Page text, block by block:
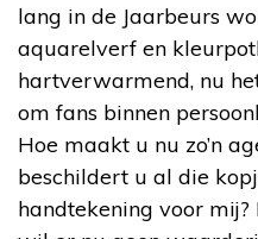
lang in de Jaarbeurs
aquarelverf en
hartverwarmend, nu
om fans binnen
Hoe maakt u nu zo’n
beschildert u al die
handtekening voor